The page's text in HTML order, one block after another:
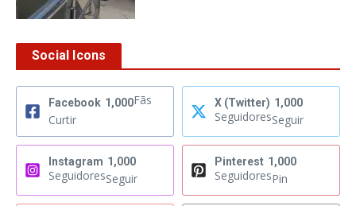
Social Icons
Facebook 1,000Fãs
Curtir
X (Twitter) 1,000
SeguidoresSeguir
Instagram 1,000
SeguidoresSeguir
Pinterest 1,000
SeguidoresPin